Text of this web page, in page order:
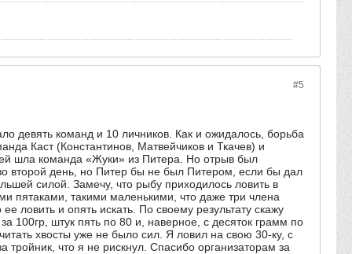
#5
девять команд и 10 личников. Как и ожидалось, борьба
Каст (Константинов, Матвейчиков и Ткачев) и
шла команда «Жуки» из Питера. Но отрыв был
второй день, но Питер бы не был Питером, если бы дал
силой. Замечу, что рыбу приходилось ловить в
пятаками, такими маленькими, что даже три члена
ловить и опять искать. По своему результату скажу
100гр, штук пять по 80 и, наверное, с десяток грамм по
хвосты уже не было сил. Я ловил на свою 30-ку, с
тройник, что я не рискнул. Спасибо организаторам за